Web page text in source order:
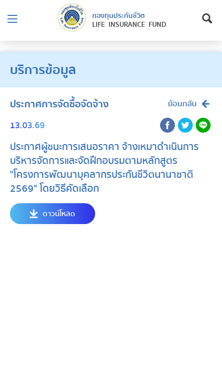
กองทุนประกันชีวิต
LIFE INSURANCE FUND
บริการข้อมูล
ประกาศการจัดซื้อจัดจ้าง ย้อนกลับ
13.03.69
ประกาศผู้ชนะการเสนอราคา จ้างเหมาดำเนินการ
บริหารจัดการและจัดฝึกอบรมตามหลักสูตร
"โครงการพัฒนาบุคลากรประกันชีวิตนานาชาติ
2569" โดยวิธีคัดเลือก
ดาวน์โหลด